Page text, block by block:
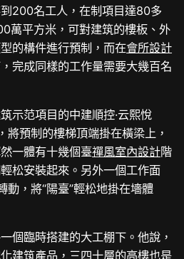
200名工人，在制項目達80多
萬平方米，可對建筑的樓板、外
的構件進行預制，而在會所設計
完成同樣的工作量需要大幾百名
示范項目的中建順控·云熙悅
將預制的樓梯頂端掛在橫梁上，
一體有十幾個臺禪風室內設計階
松安裝起來。另外一個工作面
動，將“陽臺”輕松地掛在墻體
個臨時搭建的大工棚下。他說，
建筑產品，三四十層的高樓也是